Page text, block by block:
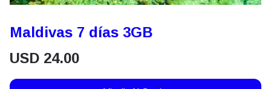
Maldivas 7 días 3GB
USD 24.00